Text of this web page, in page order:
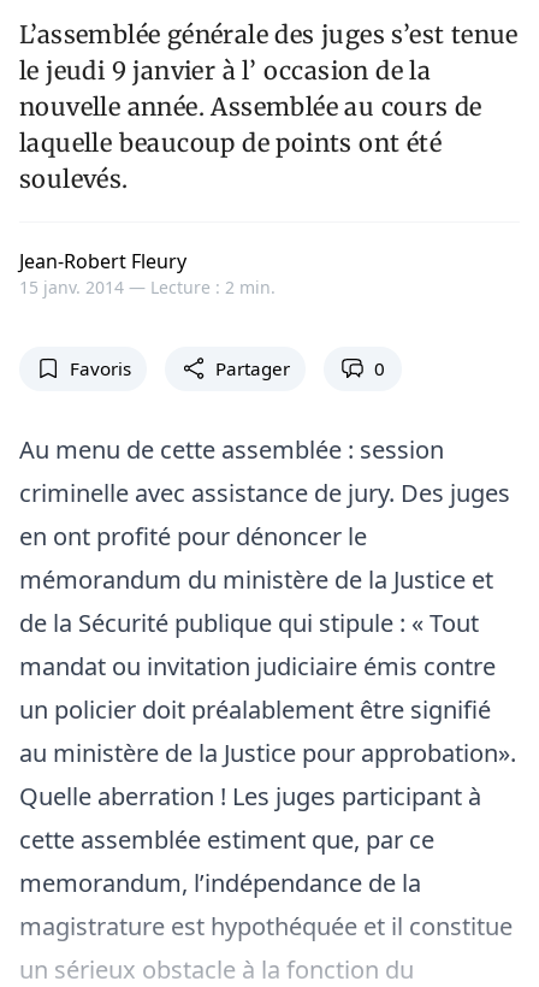
L’assemblée générale des juges s’est tenue
le jeudi 9 janvier à l’ occasion de la
nouvelle année. Assemblée au cours de
laquelle beaucoup de points ont été
soulevés.
Jean-Robert Fleury
15 janv. 2014 — Lecture : 2 min.
Favoris Partager 0
Au menu de cette assemblée : session
criminelle avec assistance de jury. Des juges
en ont profité pour dénoncer le
mémorandum du ministère de la Justice et
de la Sécurité publique qui stipule : « Tout
mandat ou invitation judiciaire émis contre
un policier doit préalablement être signifié
au ministère de la Justice pour approbation».
Quelle aberration ! Les juges participant à
cette assemblée estiment que, par ce
memorandum, l’indépendance de la
magistrature est hypothéquée et il constitue
un sérieux obstacle à la fonction du